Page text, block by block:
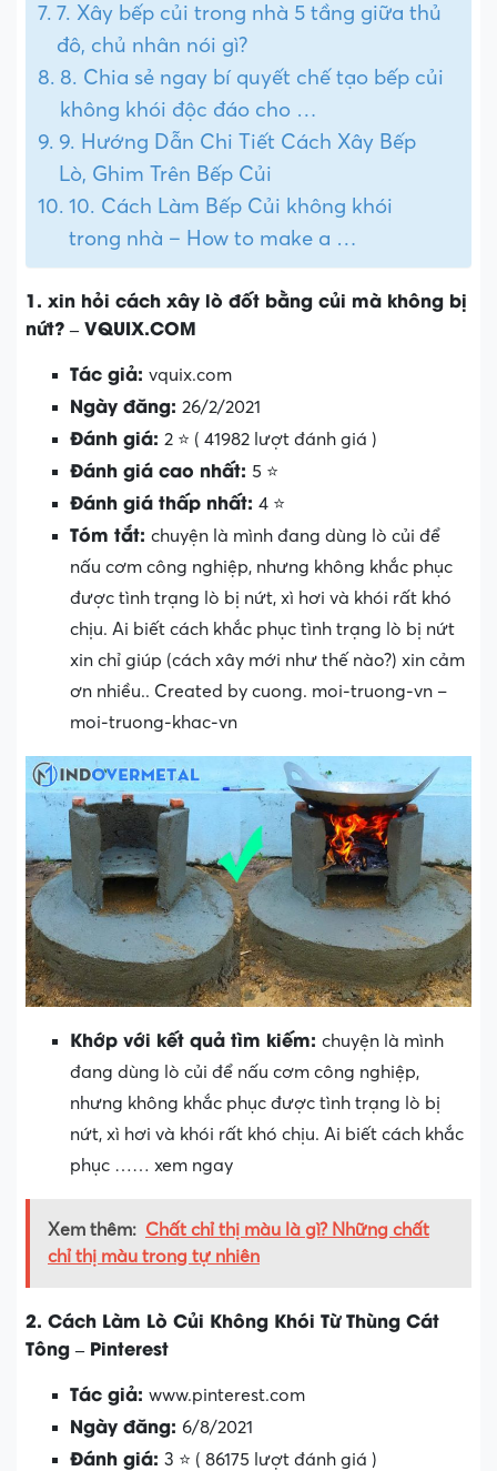
7. Xây bếp củi trong nhà 5 tầng giữa thủ
đô, chủ nhân nói gì?
8. Chia sẻ ngay bí quyết chế tạo bếp củi
không khói độc đáo cho …
9. Hướng Dẫn Chi Tiết Cách Xây Bếp
Lò, Ghim Trên Bếp Củi
10. Cách Làm Bếp Củi không khói
trong nhà – How to make a …
1. xin hỏi cách xây lò đốt bằng củi mà không bị
nứt? – VQUIX.COM
Tác giả: vquix.com
Ngày đăng: 26/2/2021
Đánh giá: 2 ⭐ ( 41982 lượt đánh giá )
Đánh giá cao nhất: 5 ⭐
Đánh giá thấp nhất: 4 ⭐
Tóm tắt: chuyện là mình đang dùng lò củi để
nấu cơm công nghiệp, nhưng không khắc phục
được tình trạng lò bị nứt, xì hơi và khói rất khó
chịu. Ai biết cách khắc phục tình trạng lò bị nứt
xin chỉ giúp (cách xây mới như thế nào?) xin cảm
ơn nhiều.. Created by cuong. moi-truong-vn –
moi-truong-khac-vn
Khớp với kết quả tìm kiếm: chuyện là mình
đang dùng lò củi để nấu cơm công nghiệp,
nhưng không khắc phục được tình trạng lò bị
nứt, xì hơi và khói rất khó chịu. Ai biết cách khắc
phục …… xem ngay
Xem thêm: Chất chỉ thị màu là gì? Những chất
chỉ thị màu trong tự nhiên
2. Cách Làm Lò Củi Không Khói Từ Thùng Cát
Tông – Pinterest
Tác giả: www.pinterest.com
Ngày đăng: 6/8/2021
Đánh giá: 3 ⭐ ( 86175 lượt đánh giá )